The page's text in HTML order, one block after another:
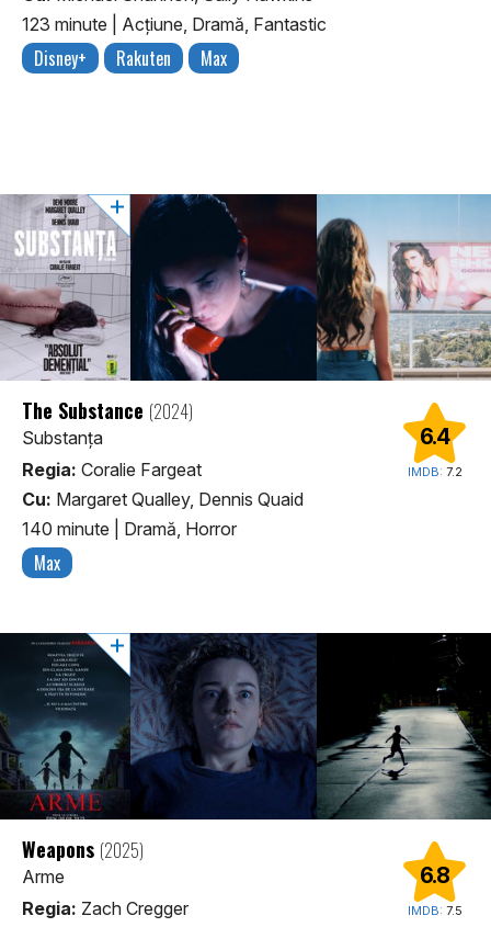
123 minute
Acţiune, Dramă, Fantastic
Disney+ Rakuten Max
6.4
IMDB: 7.2
The Substance (2024)
Substanța
Regia: Coralie Fargeat
Cu: Margaret Qualley, Dennis Quaid
140 minute
Dramă, Horror
Max
6.8
IMDB: 7.5
Weapons (2025)
Arme
Regia: Zach Cregger